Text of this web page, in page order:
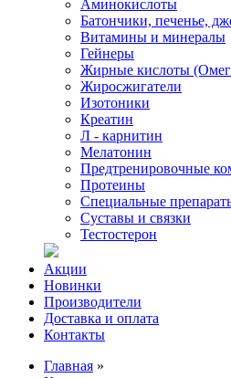
Аминокислоты
Батончики, печенье,
Витамины и минералы
Гейнеры
Жирные кислоты
Жиросжигатели
Изотоники
Креатин
Л - карнитин
Мелатонин
Предтренировочные
Протеины
Специальные
Суставы и связки
Тестостерон
Акции
Новинки
Производители
Доставка и оплата
Контакты
Главная »